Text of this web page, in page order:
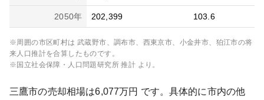
2050年 202,399 103.6
※周囲の市区町村は 武蔵野市、調布市、西東京市、小金井市、狛江市の将
来人口推計を合算したものです。
※国立社会保障・人口問題研究所 推計 より。
三鷹市の売却相場は6,077万円 です。具体的に市内の他